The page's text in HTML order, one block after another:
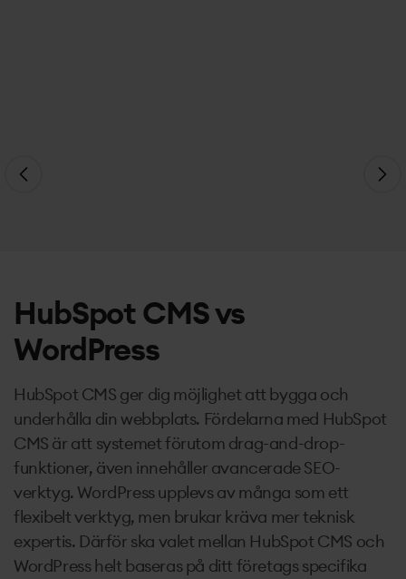
HubSpot CMS vs
WordPress
HubSpot CMS ger dig möjlighet att bygga och
underhålla din webbplats. Fördelarna med HubSpot
CMS är att systemet förutom drag-and-drop-
funktioner, även innehåller avancerade SEO-
verktyg. WordPress upplevs av många som ett
flexibelt verktyg, men brukar kräva mer teknisk
expertis. Därför ska valet mellan HubSpot CMS och
WordPress helt baseras på ditt företags specifika